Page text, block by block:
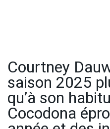
Courtney
saison 2025
qu’à son
Cocodona